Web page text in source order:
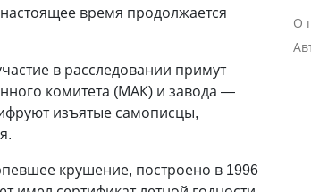
время продолжается
в расследовании примут
комитета (МАК) и завода —
изъятые самописцы,
крушение, построено в 1996
О